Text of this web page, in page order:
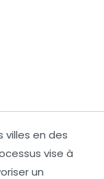
villes en des
vise à
un